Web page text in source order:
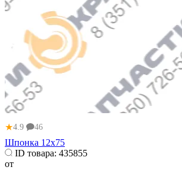
★4.9 46
Шпонка 12х75
ID товара: 435855
от